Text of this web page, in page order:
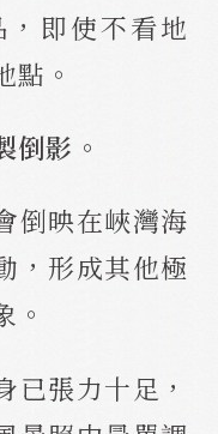
即使不看地
點。
倒影。
倒映在峽灣海
，形成其他極
。
已張力十足，